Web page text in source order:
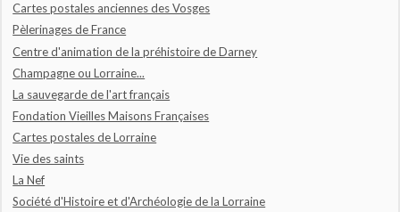
Cartes postales anciennes des Vosges
Pèlerinages de France
Centre d'animation de la préhistoire de Darney
Champagne ou Lorraine...
La sauvegarde de l'art français
Fondation Vieilles Maisons Françaises
Cartes postales de Lorraine
Vie des saints
La Nef
Société d'Histoire et d'Archéologie de la Lorraine